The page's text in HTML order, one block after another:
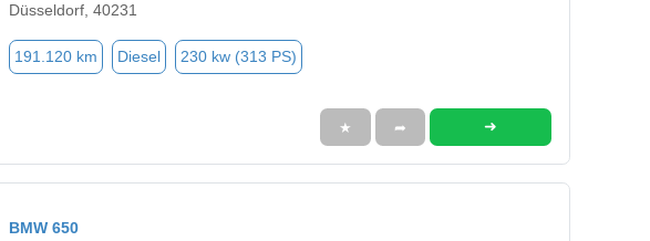
Düsseldorf, 40231
191.120 km Diesel 230 kw (313 PS)
★ ➦ ➜
BMW 650